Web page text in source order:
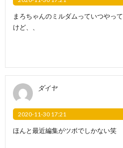
まろちゃんのミルダムっていつやっ
けど、、
ダイヤ
2020-11-30 17:21
ほんと最近編集がツボでしかない笑